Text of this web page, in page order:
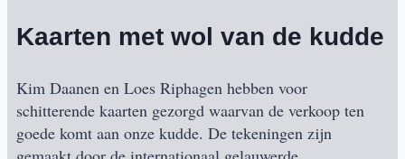
Kaarten met wol van de kudde
Kim Daanen en Loes Riphagen hebben voor
schitterende kaarten gezorgd waarvan de verkoop ten
goede komt aan onze kudde. De tekeningen zijn